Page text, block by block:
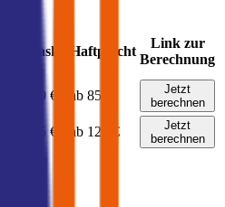
Teilkasko Haftpflicht
Link zur
Berechnung
ab 109 € ab 85 €
Jetzt
berechnen
ab 145 € ab 121 €
Jetzt
berechnen